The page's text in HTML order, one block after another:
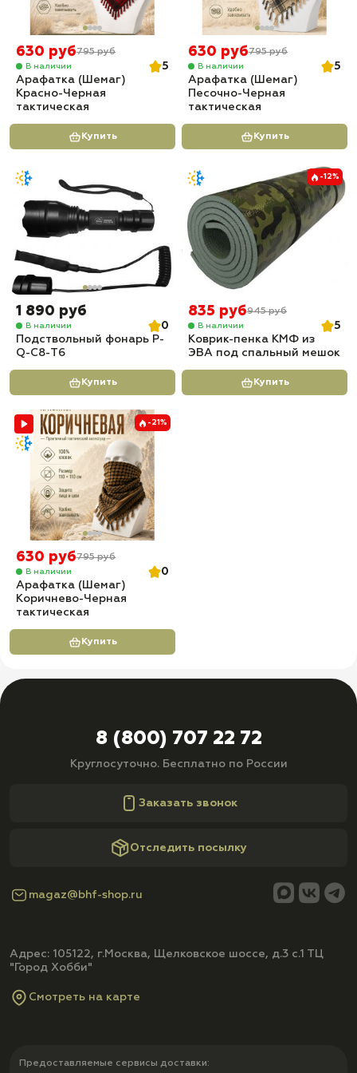
630 руб795 руб
В наличии
5
Арафатка (Шемаг)
Красно-Черная
тактическая
Купить
630 руб795 руб
В наличии
5
Арафатка (Шемаг)
Песочно-Черная
тактическая
Купить
1 890 руб
В наличии
0
Подствольный фонарь P-
Q-С8-T6
Купить
-12%
835 руб945 руб
В наличии
5
Коврик-пенка КМФ из
ЭВА под спальный мешок
Купить
-21%
630 руб795 руб
В наличии
0
Арафатка (Шемаг)
Коричнево-Черная
тактическая
Купить
8 (800) 707 22 72
Круглосуточно. Бесплатно по России
Заказать звонок
Отследить посылку
magaz@bhf-shop.ru
Адрес: 105122, г.Москва, Щелковское шоссе, д.3 с.1 ТЦ
"Город Хобби"
Смотреть на карте
Предоставляемые сервисы доставки: